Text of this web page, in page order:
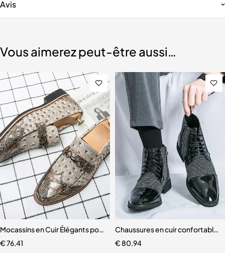
Avis
Vous aimerez peut-être aussi…
Mocassins en Cuir Élégants pour Homme
€76,41
Chaussures en cuir confortables
€ 80,94